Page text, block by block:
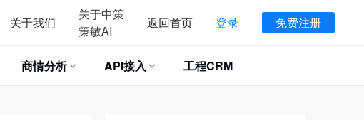
关于我们
关于中策
策敏AI
返回首页 登录 免费注册
商情分析 API接入 工程CRM